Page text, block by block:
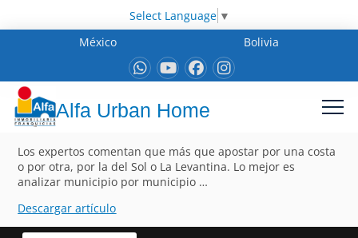
Select Language ▼
México
Bolivia
Alfa Urban Home
Los expertos comentan que más que apostar por una costa
o por otra, por la del Sol o La Levantina. Lo mejor es
analizar municipio por municipio …
Descargar artículo